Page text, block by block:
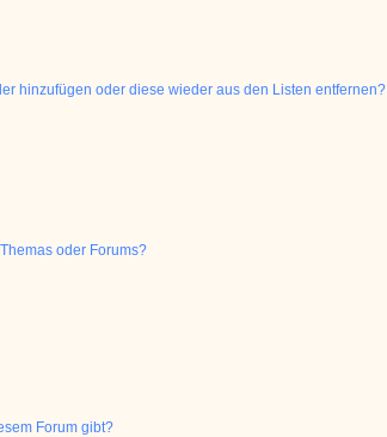
hinzufügen oder diese wieder aus den Listen entfernen?
oder Forums?
Forum gibt?